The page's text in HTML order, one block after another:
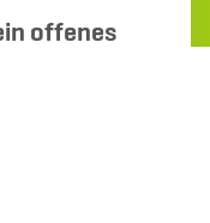
offenes